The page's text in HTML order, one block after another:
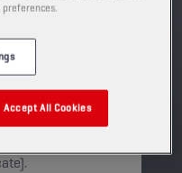
TT
associe la
Accept All Cookies